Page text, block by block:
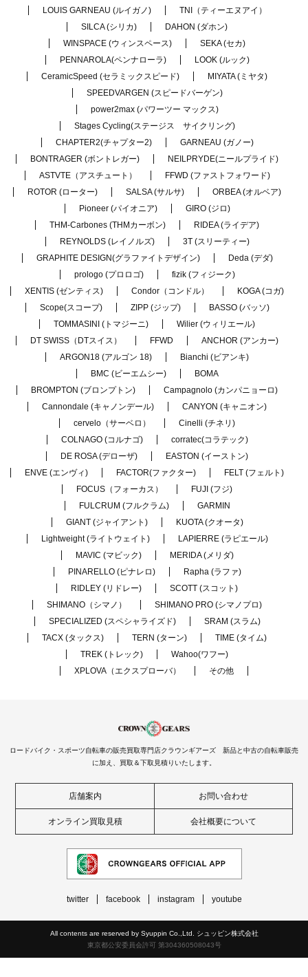
LOUIS GARNEAU (ルイガノ)
TNI（ティーエヌアイ）
SILCA (シリカ)
DAHON (ダホン)
WINSPACE (ウィンスペース)
SEKA (セカ)
PENNAROLA(ペンナローラ)
LOOK (ルック)
CeramicSpeed (セラミックスピード)
MIYATA (ミヤタ)
SPEEDVARGEN (スピードバーゲン)
power2max (パワーツー マックス)
Stages Cycling(ステージス サイクリング)
CHAPTER2(チャプター2)
GARNEAU (ガノー)
BONTRAGER (ボントレガー)
NEILPRYDE(ニールプライド)
ASTVTE（アスチュート）
FFWD (ファストフォワード)
ROTOR (ローター)
SALSA (サルサ)
ORBEA (オルベア)
Pioneer (パイオニア)
GIRO (ジロ)
THM-Carbones (THMカーボン)
RIDEA (ライデア)
REYNOLDS (レイノルズ)
3T (スリーティー)
GRAPHITE DESIGN(グラファイトデザイン)
Deda (デダ)
prologo (プロロゴ)
fizik (フィジーク)
XENTIS (ゼンティス)
Condor（コンドル）
KOGA (コガ)
Scope(スコープ)
ZIPP (ジップ)
BASSO (バッソ)
TOMMASINI (トマジーニ)
Wilier (ウィリエール)
DT SWISS（DTスイス）
FFWD
ANCHOR (アンカー)
ARGON18 (アルゴン 18)
Bianchi (ビアンキ)
BMC (ビーエムシー)
BOMA
BROMPTON (ブロンプトン)
Campagnolo (カンパニョーロ)
Cannondale (キャノンデール)
CANYON (キャニオン)
cervelo（サーベロ）
Cinelli (チネリ)
COLNAGO (コルナゴ)
corratec(コラテック)
DE ROSA (デローザ)
EASTON (イーストン)
ENVE (エンヴィ)
FACTOR(ファクター)
FELT (フェルト)
FOCUS（フォーカス）
FUJI (フジ)
FULCRUM (フルクラム)
GARMIN
GIANT (ジャイアント)
KUOTA (クオータ)
Lightweight (ライトウェイト)
LAPIERRE (ラピエール)
MAVIC (マビック)
MERIDA (メリダ)
PINARELLO (ピナレロ)
Rapha (ラファ)
RIDLEY (リドレー)
SCOTT (スコット)
SHIMANO（シマノ）
SHIMANO PRO (シマノプロ)
SPECIALIZED (スペシャライズド)
SRAM (スラム)
TACX (タックス)
TERN (ターン)
TIME (タイム)
TREK (トレック)
Wahoo(ワフー)
XPLOVA（エクスプローバ）
その他
ロードバイク・スポーツ自転車の販売買取専門店クラウンギアーズ 新品と中古の自転車販売
に加え、買取＆下取見積りいたします。
店舗案内 お問い合わせ
オンライン買取見積 会社概要について
twitter facebook instagram youtube
All contents are reserved by Syuppin Co.,Ltd. シュッピン株式会社
東京都公安委員会許可 第304360508043号